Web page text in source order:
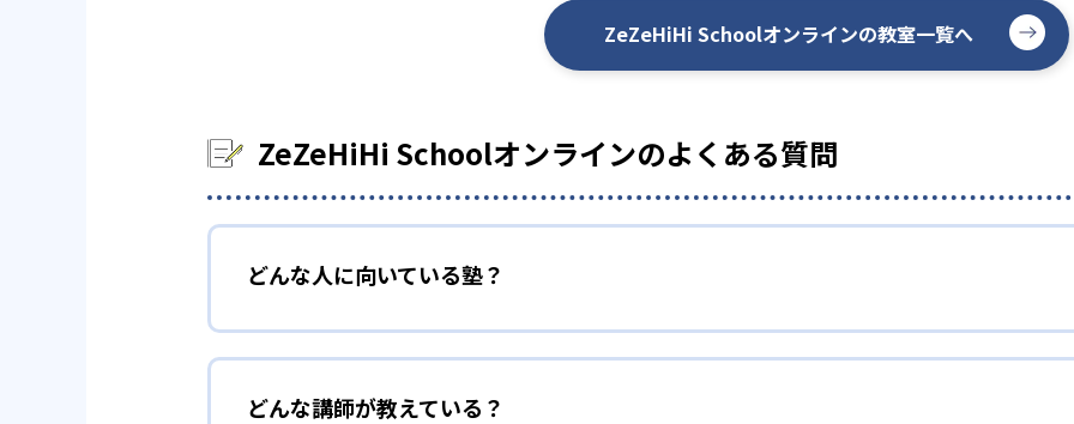
ZeZeHiHi Schoolオンラインの教室一覧へ
ZeZeHiHi Schoolオンラインのよくある質問
どんな人に向いている塾？
どんな講師が教えている？